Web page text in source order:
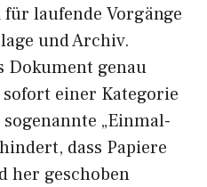
laufende Vorgänge
und Archiv.
Dokument genau
einer Kategorie
„Einmal-
dass Papiere
her geschoben